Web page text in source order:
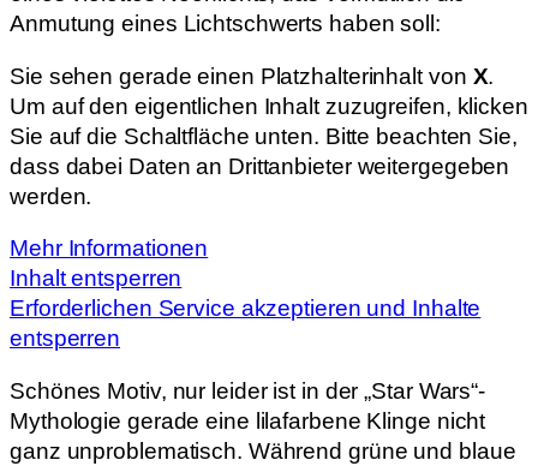
Anmutung eines Lichtschwerts haben soll:
Sie sehen gerade einen Platzhalterinhalt von X.
Um auf den eigentlichen Inhalt zuzugreifen, klicken
Sie auf die Schaltfläche unten. Bitte beachten Sie,
dass dabei Daten an Drittanbieter weitergegeben
werden.
Mehr Informationen
Inhalt entsperren
Erforderlichen Service akzeptieren und Inhalte
entsperren
Schönes Motiv, nur leider ist in der „Star Wars“-
Mythologie gerade eine lilafarbene Klinge nicht
ganz unproblematisch. Während grüne und blaue